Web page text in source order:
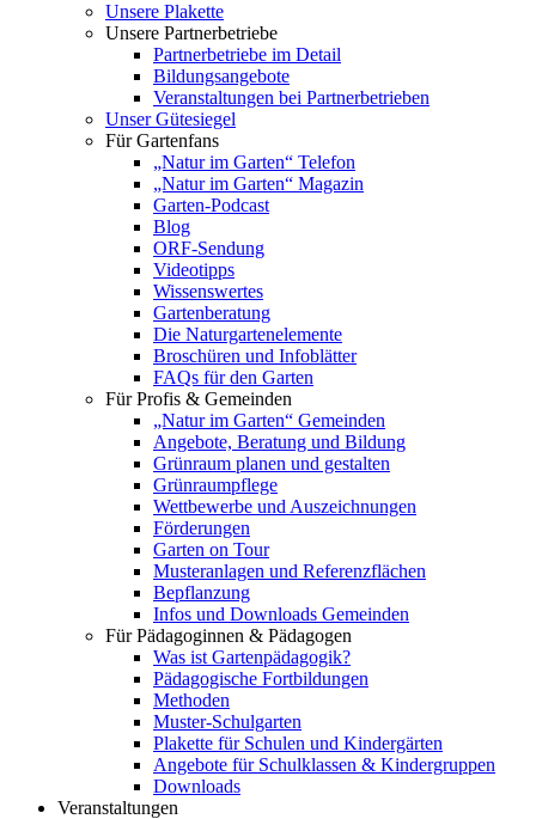
Unsere Plakette
Unsere Partnerbetriebe
Partnerbetriebe im Detail
Bildungsangebote
Veranstaltungen bei Partnerbetrieben
Unser Gütesiegel
Für Gartenfans
„Natur im Garten“ Telefon
„Natur im Garten“ Magazin
Garten-Podcast
Blog
ORF-Sendung
Videotipps
Wissenswertes
Gartenberatung
Die Naturgartenelemente
Broschüren und Infoblätter
FAQs für den Garten
Für Profis & Gemeinden
„Natur im Garten“ Gemeinden
Angebote, Beratung und Bildung
Grünraum planen und gestalten
Grünraumpflege
Wettbewerbe und Auszeichnungen
Förderungen
Garten on Tour
Musteranlagen und Referenzflächen
Bepflanzung
Infos und Downloads Gemeinden
Für Pädagoginnen & Pädagogen
Was ist Gartenpädagogik?
Pädagogische Fortbildungen
Methoden
Muster-Schulgarten
Plakette für Schulen und Kindergärten
Angebote für Schulklassen & Kindergruppen
Downloads
Veranstaltungen